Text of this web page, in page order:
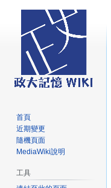
首頁
近期變更
隨機頁面
MediaWiki說明
工具